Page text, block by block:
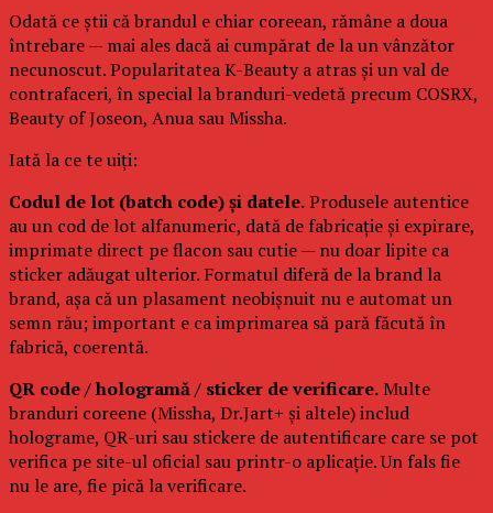
Odată ce știi că brandul e chiar coreean, rămâne a doua
întrebare — mai ales dacă ai cumpărat de la un vânzător
necunoscut. Popularitatea K-Beauty a atras și un val de
contrafaceri, în special la branduri-vedetă precum COSRX,
Beauty of Joseon, Anua sau Missha.
Iată la ce te uiți:
Codul de lot (batch code) și datele.Produsele autentice
au un cod de lot alfanumeric, dată de fabricație și expirare,
imprimate direct pe flacon sau cutie — nu doar lipite ca
sticker adăugat ulterior. Formatul diferă de la brand la
brand, așa că un plasament neobișnuit nu e automat un
semn rău; important e ca imprimarea să pară făcută în
fabrică, coerentă.
QR code / hologramă / sticker de verificare.Multe
branduri coreene (Missha, Dr.Jart+ și altele) includ
holograme, QR-uri sau stickere de autentificare care se pot
verifica pe site-ul oficial sau printr-o aplicație. Un fals fie
nu le are, fie pică la verificare.